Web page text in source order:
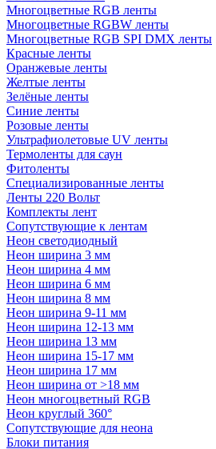
Многоцветные RGB ленты
Многоцветные RGBW ленты
Многоцветные RGB SPI DMX ленты
Красные ленты
Оранжевые ленты
Желтые ленты
Зелёные ленты
Синие ленты
Розовые ленты
Ультрафиолетовые UV ленты
Термоленты для саун
Фитоленты
Специализированные ленты
Ленты 220 Вольт
Комплекты лент
Сопутствующие к лентам
Неон светодиодный
Неон ширина 3 мм
Неон ширина 4 мм
Неон ширина 6 мм
Неон ширина 8 мм
Неон ширина 9-11 мм
Неон ширина 12-13 мм
Неон ширина 13 мм
Неон ширина 15-17 мм
Неон ширина 17 мм
Неон ширина от >18 мм
Неон многоцветный RGB
Неон круглый 360°
Сопутствующие для неона
Блоки питания